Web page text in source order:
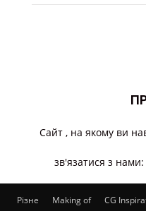
Cайт , на якому ви
зв'язатися з нами:
Різне Making of CG